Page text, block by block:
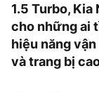
1.5 Turbo,
cho những ai
hiệu năng
và trang bị